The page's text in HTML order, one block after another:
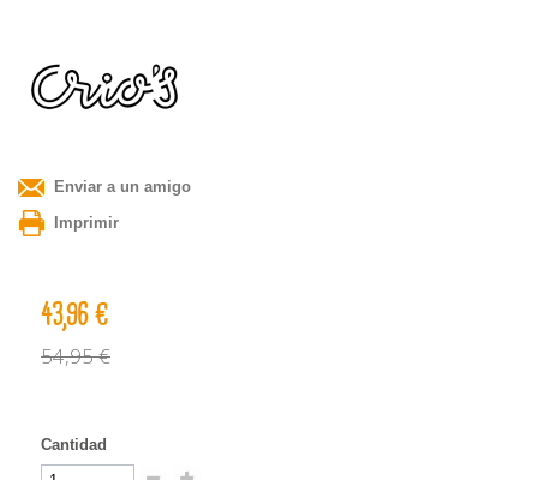
Enviar a un amigo
Imprimir
43,96 €
54,95 €
Cantidad